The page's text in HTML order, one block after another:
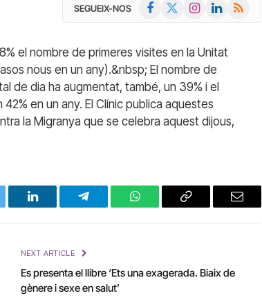
SEGUEIX-NOS Facebook InstagramLinkedIn
RSS
el nombre de primeres visites en la Unitat
nous en un any).&nbsp; El nombre de
de dia ha augmentat, també, un 39% i el
en un any. El Clínic publica aquestes
la Migranya que se celebra aquest dijous,
LinkedIn Telegram WhatsAppCopy
Email
NEXT ARTICLE
Es presenta el llibre ‘Ets una exagerada. Biaix de
gènere i sexe en salut’